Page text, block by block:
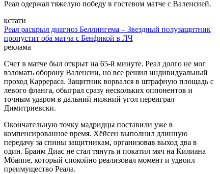
Реал одержал тяжелую победу в гостевом матче с Валенсией.
кстати
Реал раскрыл диагноз Беллингема – Звездный полузащитник
пропустит оба матча с Бенфикой в ЛЧ
реклама
Счет в матче был открыт на 65-й минуте. Реал долго не мог
взломать оборону Валенсии, но все решил индивидуальный
проход Каррераса. Защитник ворвался в штрафную площадь с
левого фланга, обыграл сразу нескольких оппонентов и
точным ударом в дальний нижний угол переиграл
Димитриевски.
Окончательную точку мадридцы поставили уже в
компенсированное время. Хёйсен выполнил длинную
передачу за спины защитникам, организовав выход два в
один. Браим Диас не стал тянуть и покатил мяч на Килиана
Мбаппе, который спокойно реализовал момент и удвоил
преимущество Реала.